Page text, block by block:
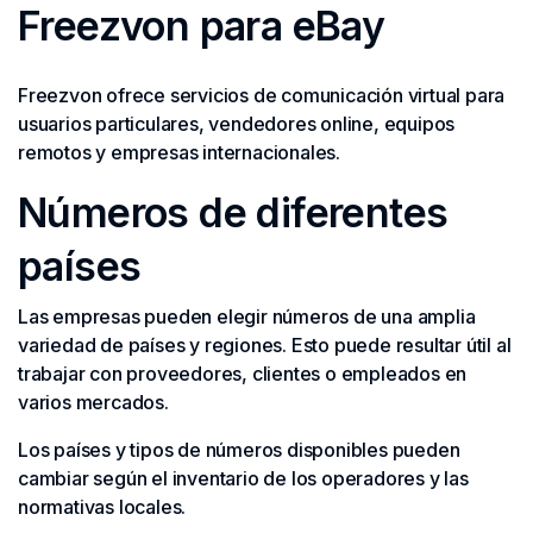
Freezvon para eBay
Freezvon ofrece servicios de comunicación virtual para
usuarios particulares, vendedores online, equipos
remotos y empresas internacionales.
Números de diferentes
países
Las empresas pueden elegir números de una amplia
variedad de países y regiones. Esto puede resultar útil al
trabajar con proveedores, clientes o empleados en
varios mercados.
Los países y tipos de números disponibles pueden
cambiar según el inventario de los operadores y las
normativas locales.